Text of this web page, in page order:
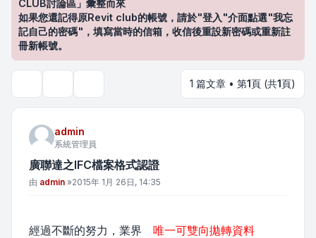
CLUB討論區」彙整而來
如果您還記得原Revit club的帳號，請於"登入"介面點選"我忘
記自己的密碼"，填寫當時的信箱，收信後重設新密碼或重新註
冊新帳號。
1 篇文章 • 第1頁 (共1頁)
admin
系統管理員
廣聯達之IFC檔案格式認證
文章
由 admin »2015年 1月 26日, 14:35
經過不斷的努力，業界 唯一可雙向拋轉資料